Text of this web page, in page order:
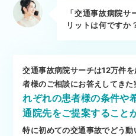
「交通事故病院サ
リットは何ですか
交通事故病院サーチは12万件
者様のご相談にお答えしてきた
れぞれの患者様の条件や
通院先をご提案すること
特に初めての交通事故でどう